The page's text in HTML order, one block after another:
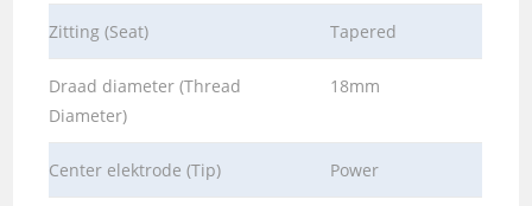
Zitting (Seat) Tapered
Draad diameter (Thread
Diameter)
18mm
Center elektrode (Tip) Power